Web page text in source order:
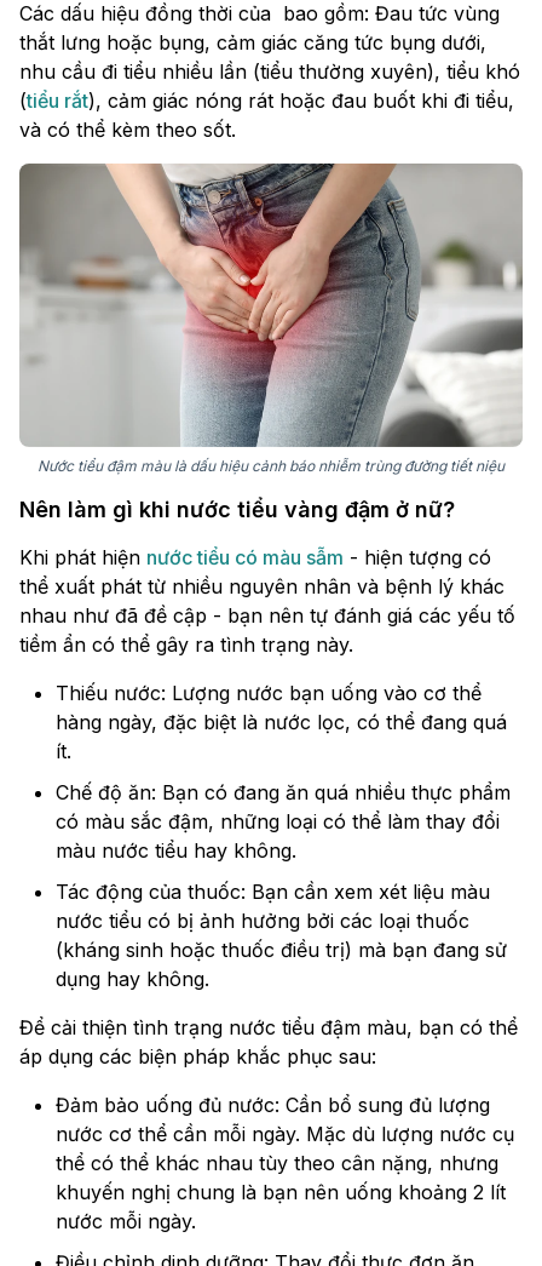
Các dấu hiệu đồng thời của bao gồm: Đau tức vùng
thắt lưng hoặc bụng, cảm giác căng tức bụng dưới,
nhu cầu đi tiểu nhiều lần (tiểu thường xuyên), tiểu khó
(tiểu rắt), cảm giác nóng rát hoặc đau buốt khi đi tiểu,
và có thể kèm theo sốt.
Nước tiểu đậm màu là dấu hiệu cảnh báo nhiễm trùng đường tiết niệu
Nên làm gì khi nước tiểu vàng đậm ở nữ?
Khi phát hiện nước tiểu có màu sẫm - hiện tượng có
thể xuất phát từ nhiều nguyên nhân và bệnh lý khác
nhau như đã đề cập - bạn nên tự đánh giá các yếu tố
tiềm ẩn có thể gây ra tình trạng này.
Thiếu nước: Lượng nước bạn uống vào cơ thể
hàng ngày, đặc biệt là nước lọc, có thể đang quá
ít.
Chế độ ăn: Bạn có đang ăn quá nhiều thực phẩm
có màu sắc đậm, những loại có thể làm thay đổi
màu nước tiểu hay không.
Tác động của thuốc: Bạn cần xem xét liệu màu
nước tiểu có bị ảnh hưởng bởi các loại thuốc
(kháng sinh hoặc thuốc điều trị) mà bạn đang sử
dụng hay không.
Để cải thiện tình trạng nước tiểu đậm màu, bạn có thể
áp dụng các biện pháp khắc phục sau:
Đảm bảo uống đủ nước: Cần bổ sung đủ lượng
nước cơ thể cần mỗi ngày. Mặc dù lượng nước cụ
thể có thể khác nhau tùy theo cân nặng, nhưng
khuyến nghị chung là bạn nên uống khoảng 2 lít
nước mỗi ngày.